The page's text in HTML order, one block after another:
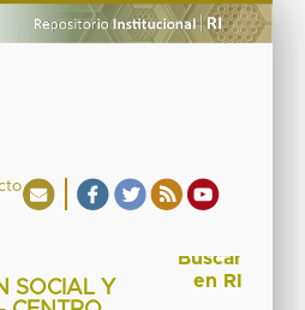
SOCIAL Y
Buscar
en RI